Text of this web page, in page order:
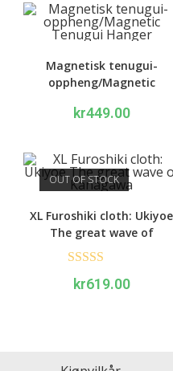
Magnetisk tenugui-
oppheng/Magnetic
kr449.00
OUT OF STOCK
XL Furoshiki cloth: Ukiyoe
The great wave of
Kanagawa
Rated5.00
kr619.00